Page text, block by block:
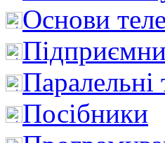
Основи
Паралельні
Посібники